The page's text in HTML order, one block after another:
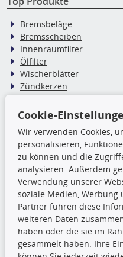
Bremsbeläge
Bremsscheiben
Innenraumfilter
Ölfilter
Wischerblätter
Zündkerzen
TecDoc Inside
Die
unterlassen, die Daten oder
vorherige Zustimmung
verbreiten und/oder diese
zu lassen. Ein
Urheberrechtsverletzung
Cookie-
Wir verwenden Cookies,
personalisieren,
zu können und die
analysieren. Außerdem
Verwendung unserer
soziale Medien, Werbung
Partner führen diese
weiteren Daten
haben oder die sie im
gesammelt haben. Ihre